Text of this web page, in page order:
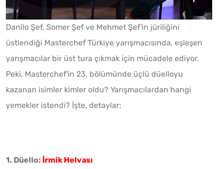
Danilo Şef, Somer Şef ve Mehmet Şef'in jüriliğini
üstlendiği Masterchef Türkiye yarışmacısında, eşleşen
yarışmacılar bir üst tura çıkmak için mücadele ediyor.
Peki, Masterchef'in 23. bölümünde üçlü düelloyu
kazanan isimler kimler oldu? Yarışmacılardan hangi
yemekler istendi? İşte, detaylar;
1. Düello: İrmik Helvası